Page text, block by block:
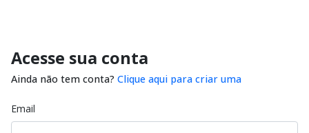
Acesse sua conta
Ainda não tem conta? Clique aqui para criar uma
Email